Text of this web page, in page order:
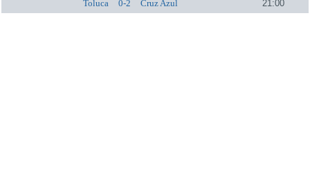
Toluca
0-2 Cruz Azul 21:00